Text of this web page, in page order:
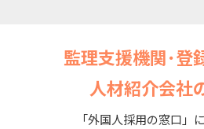
監理支援機関･登
人材紹介会社
「外国人採用の窓口」